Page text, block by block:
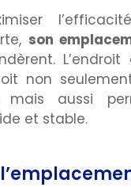
son
non
mais aussi
et stable.